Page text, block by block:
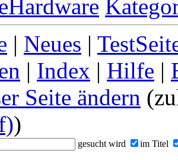
| Neues |
| Index | Hilfe |
Seite ändern
)
gesucht wird im Titel